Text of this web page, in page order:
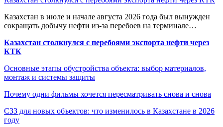
Казахстан в июле и начале августа 2026 года был вынужден
сокращать добычу нефти из-за перебоев на терминале…
Казахстан столкнулся с перебоями экспорта нефти через
КТК
Основные этапы обустройства объекта: выбор материалов,
монтаж и системы защиты
Почему одни фильмы хочется пересматривать снова и снова
СЗЗ для новых объектов: что изменилось в Казахстане в 2026
году